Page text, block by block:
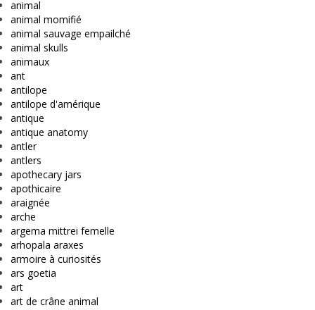
animal
animal momifié
animal sauvage empailché
animal skulls
animaux
ant
antilope
antilope d'amérique
antique
antique anatomy
antler
antlers
apothecary jars
apothicaire
araignée
arche
argema mittrei femelle
arhopala araxes
armoire à curiosités
ars goetia
art
art de crâne animal